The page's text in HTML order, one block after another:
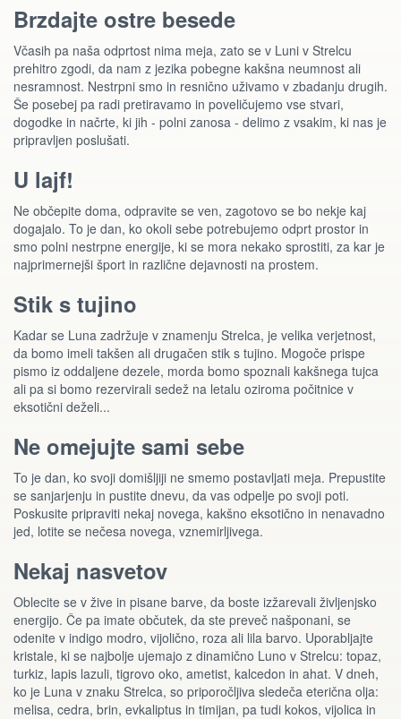
Brzdajte ostre besede
Včasih pa naša odprtost nima meja, zato se v Luni v Strelcu
prehitro zgodi, da nam z jezika pobegne kakšna neumnost ali
nesramnost. Nestrpni smo in resnično uživamo v zbadanju drugih.
Še posebej pa radi pretiravamo in poveličujemo vse stvari,
dogodke in načrte, ki jih - polni zanosa - delimo z vsakim, ki nas je
pripravljen poslušati.
U lajf!
Ne občepite doma, odpravite se ven, zagotovo se bo nekje kaj
dogajalo. To je dan, ko okoli sebe potrebujemo odprt prostor in
smo polni nestrpne energije, ki se mora nekako sprostiti, za kar je
najprimernejši šport in različne dejavnosti na prostem.
Stik s tujino
Kadar se Luna zadržuje v znamenju Strelca, je velika verjetnost,
da bomo imeli takšen ali drugačen stik s tujino. Mogoče prispe
pismo iz oddaljene dezele, morda bomo spoznali kakšnega tujca
ali pa si bomo rezervirali sedež na letalu oziroma počitnice v
eksotični deželi...
Ne omejujte sami sebe
To je dan, ko svoji domišljiji ne smemo postavljati meja. Prepustite
se sanjarjenju in pustite dnevu, da vas odpelje po svoji poti.
Poskusite pripraviti nekaj novega, kakšno eksotično in nenavadno
jed, lotite se nečesa novega, vznemirljivega.
Nekaj nasvetov
Oblecite se v žive in pisane barve, da boste izžarevali življenjsko
energijo. Če pa imate občutek, da ste preveč našponani, se
odenite v indigo modro, vijolično, roza ali lila barvo. Uporabljajte
kristale, ki se najbolje ujemajo z dinamično Luno v Strelcu: topaz,
turkiz, lapis lazuli, tigrovo oko, ametist, kalcedon in ahat. V dneh,
ko je Luna v znaku Strelca, so priporočljiva sledeča eterična olja:
melisa, cedra, brin, evkaliptus in timijan, pa tudi kokos, vijolica in